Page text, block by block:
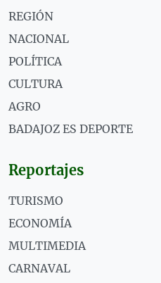
REGIÓN
NACIONAL
POLÍTICA
CULTURA
AGRO
BADAJOZ ES DEPORTE
Reportajes
TURISMO
ECONOMÍA
MULTIMEDIA
CARNAVAL